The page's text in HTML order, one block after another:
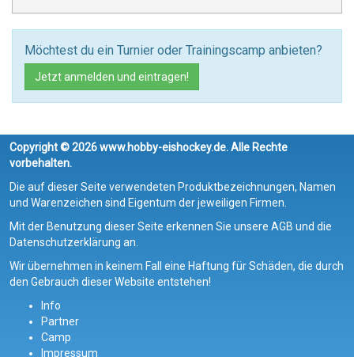
Möchtest du ein Turnier oder Trainingscamp anbieten?
Jetzt anmelden und eintragen!
Copyright © 2026 www.hobby-eishockey.de. Alle Rechte
vorbehalten.
Die auf dieser Seite verwendeten Produktbezeichnungen, Namen
und Warenzeichen sind Eigentum der jeweiligen Firmen.
Mit der Benutzung dieser Seite erkennen Sie unsere AGB und die
Datenschutzerklärung an.
Wir übernehmen in keinem Fall eine Haftung für Schäden, die durch
den Gebrauch dieser Website entstehen!
Info
Partner
Camp
Impressum